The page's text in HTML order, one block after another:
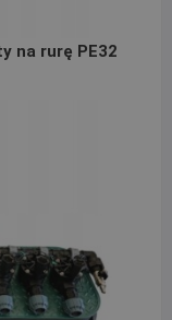
na rurę PE32